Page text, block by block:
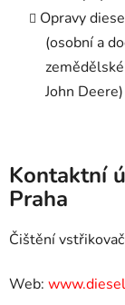
Opravy
(osobní a
John Deere)
Kontaktní
Praha
Čištění
Web: